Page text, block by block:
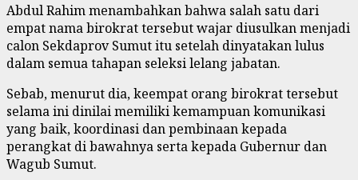
Abdul Rahim menambahkan bahwa salah satu dari
empat nama birokrat tersebut wajar diusulkan menjadi
calon Sekdaprov Sumut itu setelah dinyatakan lulus
dalam semua tahapan seleksi lelang jabatan.
Sebab, menurut dia, keempat orang birokrat tersebut
selama ini dinilai memiliki kemampuan komunikasi
yang baik, koordinasi dan pembinaan kepada
perangkat di bawahnya serta kepada Gubernur dan
Wagub Sumut.